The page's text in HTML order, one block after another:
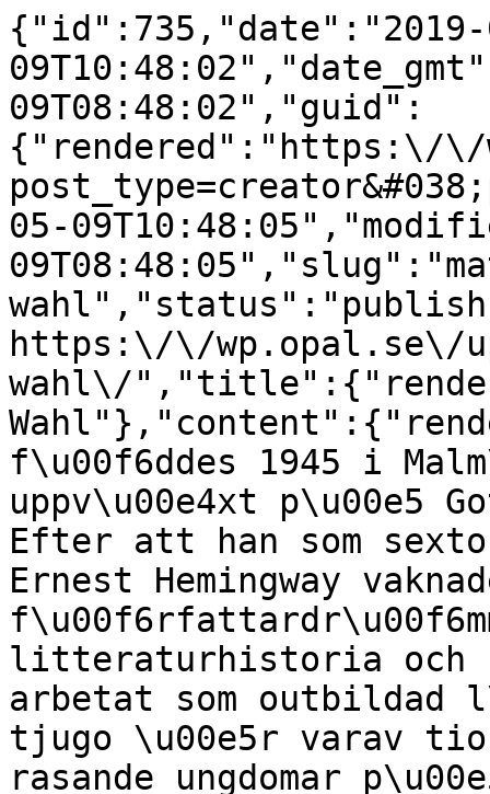
{"id":735,"date":"2019-
09T08:48:02","guid":
{"rendered":"https:\/\/
05-
https:\/\/wp.opal.se\/
wahl\/
f\u00f6ddes 1945 i
uppv\u00e4xt p\u00e5
Efter att han som
Ernest Hemingway
litteraturhistoria och
arbetat som outbildad
tjugo \u00e5r varav tio
rasande ungdomar